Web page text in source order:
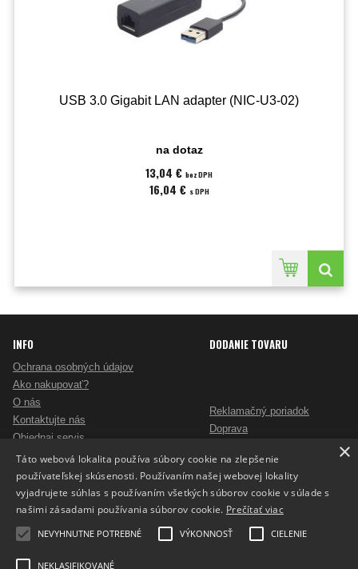
USB 3.0 Gigabit LAN adapter (NIC-U3-02)
na dotaz
13,04 € bez DPH
16,04 € s DPH
INFO DODANIE TOVARU
Ochrana osobných údajov
Ako nakupovať?
O nás
Kontaktujte nás
Objednaj servis
Pošlite mi ponuku
Ako vybrať skartovač?
Nezáväzný dopyt na reklamné predmety
Potlač reklamných predmetov
Cookies
Reklamačný poriadok
Doprava
Alternatívne riešenie sporov
Odstúpenie od zmluvy
×
Táto webová lokalita používa súbory cookie na zlepšenie
používateľskej skúsenosti. Používaním našej webovej lokality
vyjadrujete súhlas s používaním všetkých súborov cookie v súlade s
našimi zásadami používania súborov cookie. Prečítať viac
NEVYHNUTNE POTREBNÉ VÝKONNOSŤ CIELENIE
NEKLASIFIKOVANÉ